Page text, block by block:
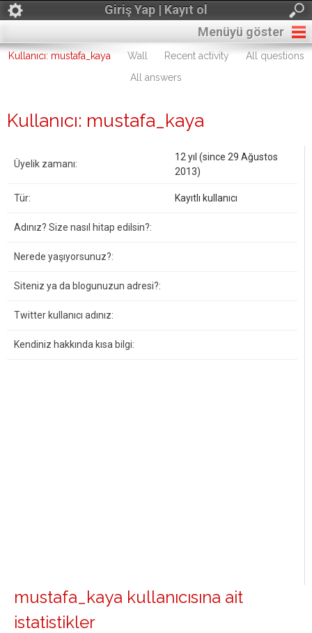
Giriş Yap | Kayıt ol
Menüyü göster
Kullanıcı: mustafa_kaya Wall Recent activity
All questions
All answers
Kullanıcı: mustafa_kaya
Üyelik zamanı:
12 yıl (since 29 Ağustos
2013)
Tür: Kayıtlı kullanıcı
Adınız? Size nasıl hitap edilsin?:
Nerede yaşıyorsunuz?:
Siteniz ya da blogunuzun adresi?:
Twitter kullanıcı adınız:
Kendiniz hakkında kısa bilgi:
mustafa_kaya kullanıcısına ait
istatistikler